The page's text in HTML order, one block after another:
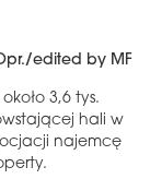
edited by MF
3,6 tys.
hali w
najemcę